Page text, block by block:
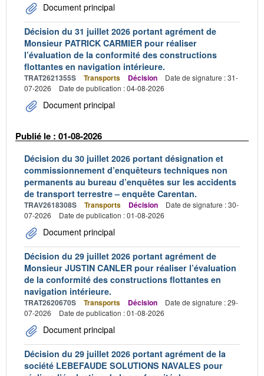
Document principal
Décision du 31 juillet 2026 portant agrément de
Monsieur PATRICK CARMIER pour réaliser
l’évaluation de la conformité des constructions
flottantes en navigation intérieure.
TRAT2621355S Transports Décision
Date de signature : 31-
07-2026
Date de publication : 04-08-2026
Document principal
Publié le : 01-08-2026
Décision du 30 juillet 2026 portant désignation et
commissionnement d’enquêteurs techniques non
permanents au bureau d’enquêtes sur les accidents
de transport terrestre – enquête Carentan.
TRAV2618308S Transports Décision
Date de signature : 30-
07-2026
Date de publication : 01-08-2026
Document principal
Décision du 29 juillet 2026 portant agrément de
Monsieur JUSTIN CANLER pour réaliser l’évaluation
de la conformité des constructions flottantes en
navigation intérieure.
TRAT2620670S Transports Décision
Date de signature : 29-
07-2026
Date de publication : 01-08-2026
Document principal
Décision du 29 juillet 2026 portant agrément de la
société LEBEFAUDE SOLUTIONS NAVALES pour